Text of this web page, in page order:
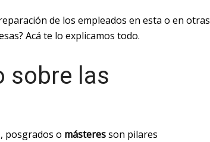
de los empleados en esta o en otras
Acá te lo explicamos todo.
sobre las
posgrados o másteresson pilares